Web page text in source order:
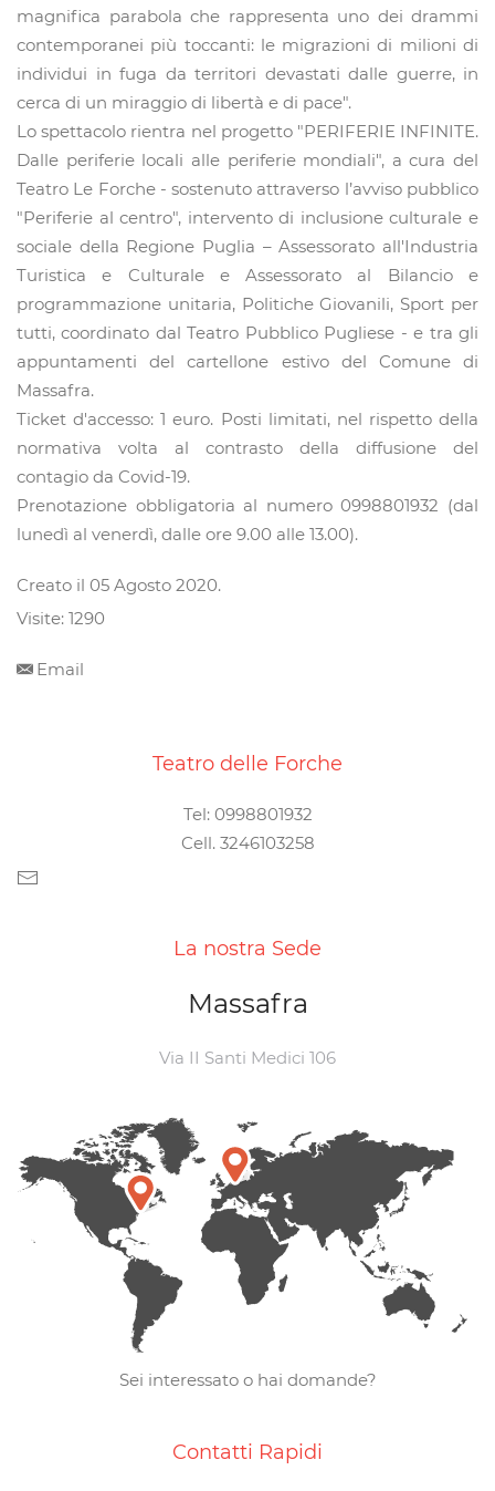
magnifica parabola che rappresenta uno dei drammi
contemporanei più toccanti: le migrazioni di milioni di
individui in fuga da territori devastati dalle guerre, in
cerca di un miraggio di libertà e di pace".
Lo spettacolo rientra nel progetto "PERIFERIE INFINITE.
Dalle periferie locali alle periferie mondiali", a cura del
Teatro Le Forche - sostenuto attraverso l’avviso pubblico
"Periferie al centro", intervento di inclusione culturale e
sociale della Regione Puglia – Assessorato all'Industria
Turistica e Culturale e Assessorato al Bilancio e
programmazione unitaria, Politiche Giovanili, Sport per
tutti, coordinato dal Teatro Pubblico Pugliese - e tra gli
appuntamenti del cartellone estivo del Comune di
Massafra.
Ticket d'accesso: 1 euro. Posti limitati, nel rispetto della
normativa volta al contrasto della diffusione del
contagio da Covid-19.
Prenotazione obbligatoria al numero 0998801932 (dal
lunedì al venerdì, dalle ore 9.00 alle 13.00).
Creato il 05 Agosto 2020.
Visite: 1290
Email
Teatro delle Forche
Tel: 0998801932
Cell. 3246103258
La nostra Sede
Massafra
Via II Santi Medici 106
Sei interessato o hai domande?
Contatti Rapidi